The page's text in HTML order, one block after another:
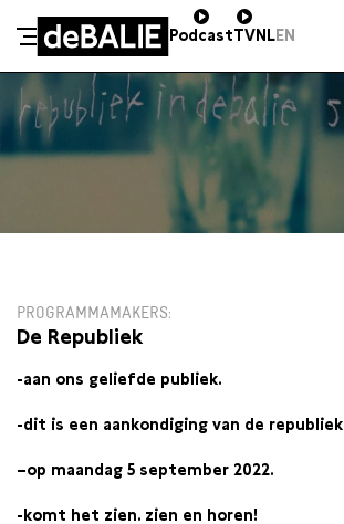
Meteen naar de content
De Balie
PodcastTVNLEN
PROGRAMMAMAKERS
De Republiek
-aan ons geliefde publiek.
-dit is een aankondiging van de republiek
–op maandag 5 september 2022.
-komt het zien. zien en horen!